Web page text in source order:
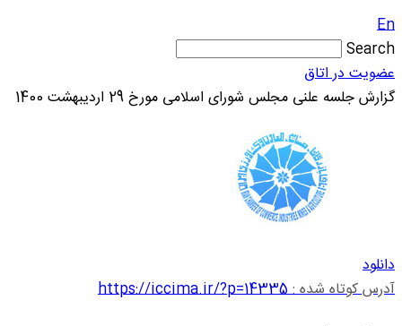
En
Search
عضویت در اتاق
گزارش جلسه علنی مجلس شورای اسلامی مورخ 29 اردیبهشت 1400
دانلود
آدرس کوتاه شده :https://iccima.ir/?p=14335